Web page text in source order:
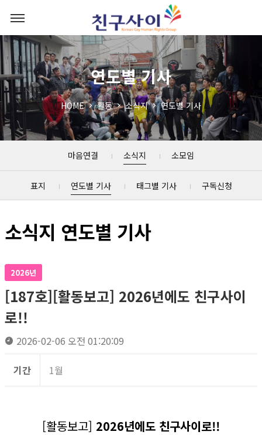
연도별 기사
HOME 활동 소식지 연도별 기사
마음연결 소식지 소모임
표지 연도별 기사 태그별 기사 구독신청
소식지 연도별 기사
2026년
[187호][활동보고] 2026년에도 친구사이
로!!
2026-02-06 오전 01:20:09
기간 1월
[활동보고] 2026년에도 친구사이로!!